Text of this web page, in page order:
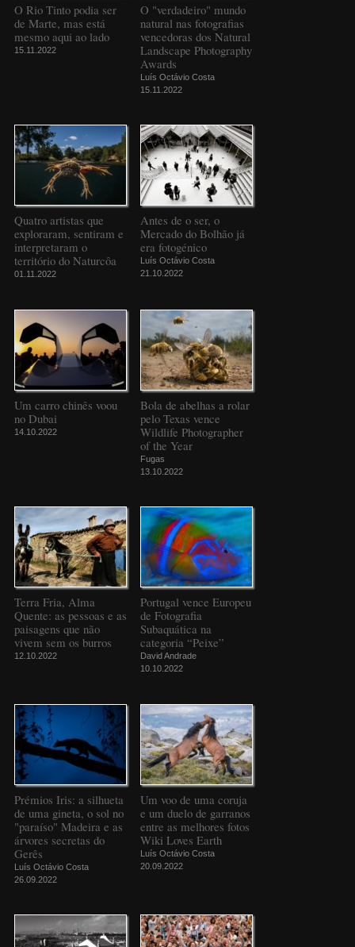
O Rio Tinto podia ser
de Marte, mas está
mesmo aqui ao lado
15.11.2022
O "verdadeiro" mundo
natural nas fotografias
vencedoras dos Natural
Landscape Photography
Awards
Luís Octávio Costa
15.11.2022
Quatro artistas que
exploraram, sentiram e
interpretaram o
território do Naturcôa
01.11.2022
Antes de o ser, o
Mercado do Bolhão já
era fotogénico
Luís Octávio Costa
21.10.2022
Um carro chinês voou
no Dubai
14.10.2022
Bola de abelhas a rolar
pelo Texas vence
Wildlife Photographer
of the Year
Fugas
13.10.2022
Terra Fria, Alma
Quente: as pessoas e as
paisagens que não
vivem sem os burros
12.10.2022
Portugal vence Europeu
de Fotografia
Subaquática na
categoria “Peixe”
David Andrade
10.10.2022
Prémios Iris: a silhueta
de uma gineta, o sol no
"paraíso" Madeira e as
árvores secretas do
Gerês
Luís Octávio Costa
26.09.2022
Um voo de uma coruja
e um duelo de garranos
entre as melhores fotos
Wiki Loves Earth
Luís Octávio Costa
20.09.2022